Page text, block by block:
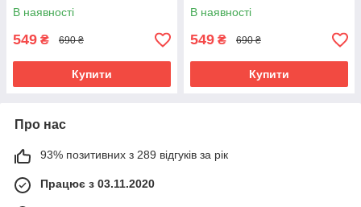
В наявності
549 ₴ 690 ₴
Купити
В наявності
549 ₴ 690 ₴
Купити
Про нас
93% позитивних з 289 відгуків за рік
Працює з 03.11.2020